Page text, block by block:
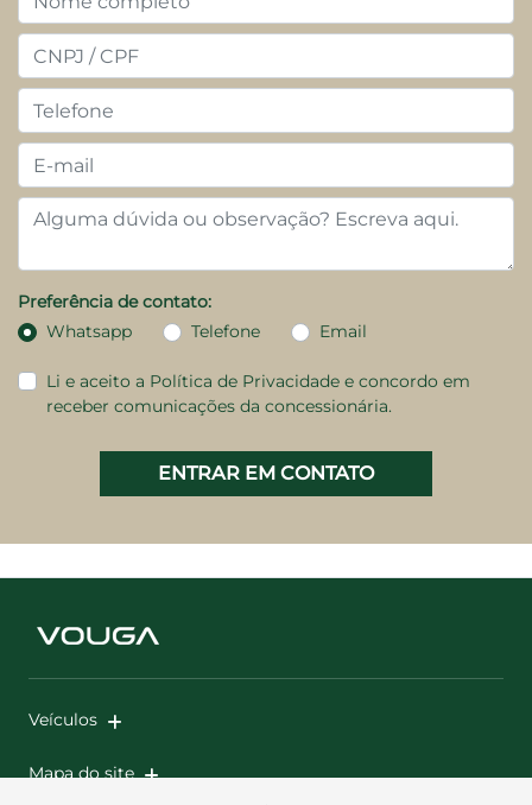
Preferência de contato:
Whatsapp
Telefone Email
Li e aceito a Política de Privacidade e concordo em
receber comunicações da concessionária.
ENTRAR EM CONTATO
Veículos
Mapa do site